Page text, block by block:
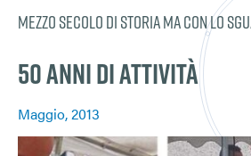
Mezzo secolo di storia ma con lo
50 ANNI DI ATTIVITÀ
Maggio, 2013